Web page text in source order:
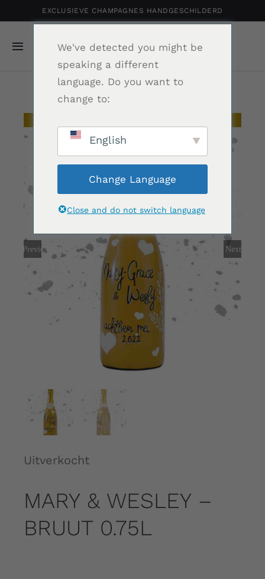
naar
inhoud
EXCLUSIEVE CHAMPAGNES HANDGESCHILDERD
Navigatie
Toggelen
Home
Shop
Nieuws
Over ons
Contact
Shopping Cart
My Account
Previous Next
Uitverkocht
MARY & WESLEY –
BRUUT 0.75L
We've detected you might be
speaking a different
language. Do you want to
change to:
English
Change Language
Close and do not switch language